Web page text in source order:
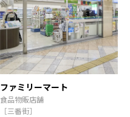
ファミリーマート
食品物販店舗
［三番街］